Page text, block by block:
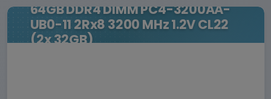
64GB DDR4 DIMM PC4-3200AA-
UB0-11 2Rx8 3200 MHz 1.2V CL22
(2x 32GB)